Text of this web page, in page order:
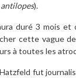
antilopes).
duré 3 mois et
cette vague
à toutes les
fut